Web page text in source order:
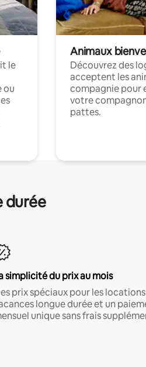
le
ou
Animaux
Découvrez des
acceptent les
compagnie pour
votre
pattes.
durée
simplicité du prix au mois
prix spéciaux pour les
longue durée et un
unique sans frais